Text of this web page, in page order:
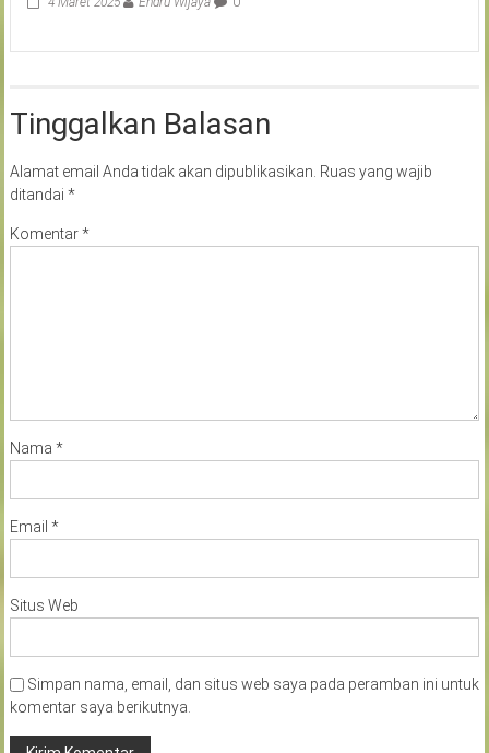
Tinggalkan Balasan
Alamat email Anda tidak akan dipublikasikan. Ruas yang wajib
ditandai *
Komentar*
Nama *
Email *
Situs Web
Simpan nama, email, dan situs web saya pada peramban ini untuk
komentar saya berikutnya.